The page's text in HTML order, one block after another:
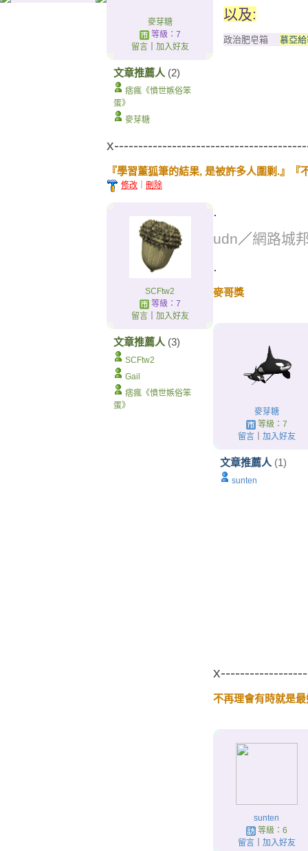
麥芽糖
等級：7
留言｜ 加入好友
文章推薦人 (2)
痞瘋《憤世嫉俗笨
蛋》
麥芽糖
以及:
政治肥皂箱 慕亞
『學習董狐筆的結果, 是被許多人圍剿.』
修改 刪除
SCFtw2
等級：7
留言｜ 加入好友
文章推薦人 (3)
SCFtw2
Gail
痞瘋《憤世嫉俗笨
蛋》
.
udn／網路城
.
麥哥獎
麥芽糖
等級：7
留言｜ 加入好友
文章推薦人 (1)
sunten
不再理會有時就是
sunten
等級：6
留言｜ 加入好友